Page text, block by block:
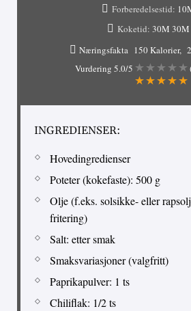
Forberedelsestid:
Koketid: 30M 30M
Næringsfakta 150 Kalorier
Vurdering 5.0/5
INGREDIENSER:
Hovedingredienser
Poteter (kokefaste): 500 g
Olje (f.eks. solsikke- eller
fritering)
Salt: etter smak
Smaksvariasjoner (valgfritt)
Paprikapulver: 1 ts
Chiliflak: 1/2 ts